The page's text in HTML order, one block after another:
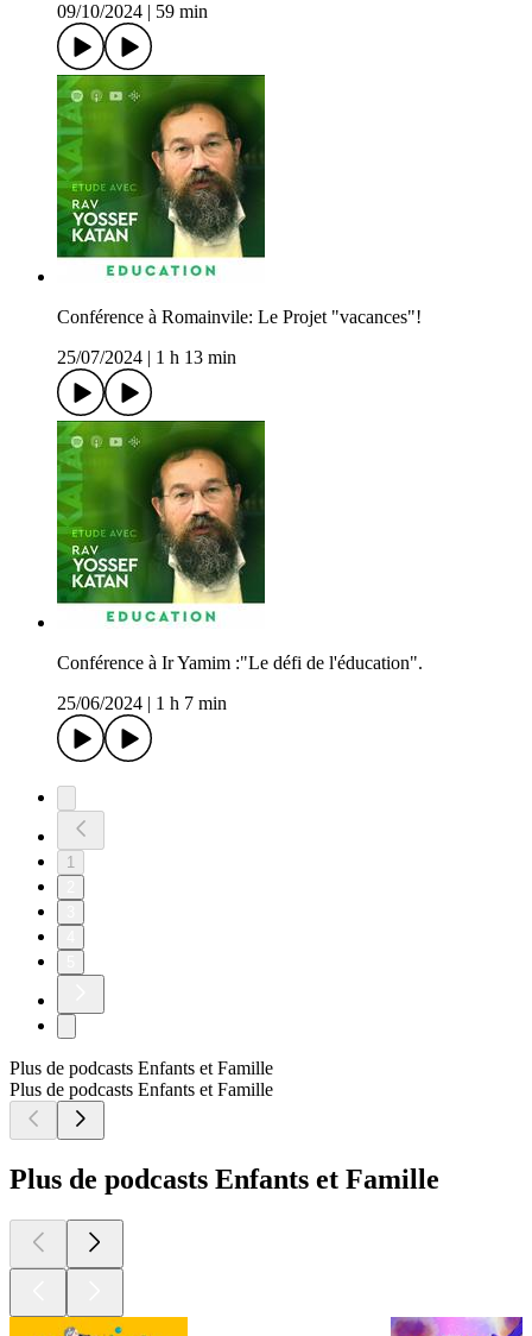
09/10/2024
59 min
Conférence à Romainvile: Le Projet "vacances"!
25/07/2024
1 h 13 min
Conférence à Ir Yamim :"Le défi de l'éducation".
25/06/2024
1 h 7 min
1
Plus de podcasts Enfants et Famille
Plus de podcasts Enfants et Famille
Plus de podcasts Enfants et Famille